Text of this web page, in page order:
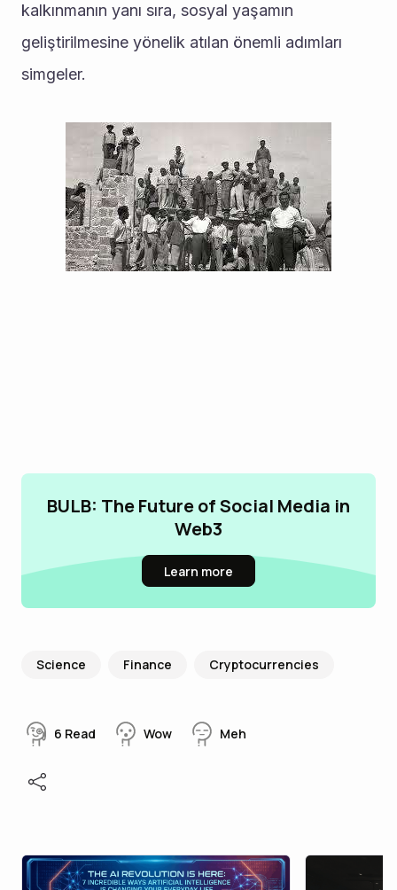
kalkınmanın yanı sıra, sosyal yaşamın
geliştirilmesine yönelik atılan önemli adımları
simgeler.
BULB: The Future of Social Media in
Web3
Learn more
Science Finance Cryptocurrencies
6 Read Wow Meh